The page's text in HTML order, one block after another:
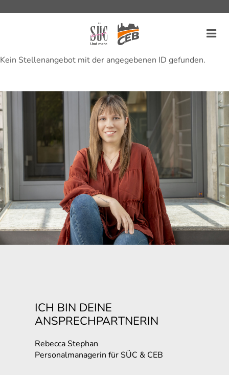
Kein Stellenangebot mit der angegebenen ID gefunden.
ICH BIN DEINE
ANSPRECHPARTNERIN
Rebecca Stephan
Personalmanagerin für SÜC & CEB